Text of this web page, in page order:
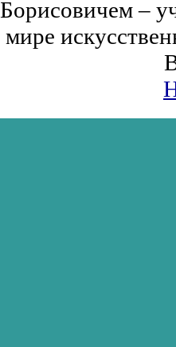
Борисовичем –
мире